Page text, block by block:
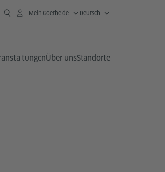
Mein Goethe.de Deutsch
Über unsStandorte